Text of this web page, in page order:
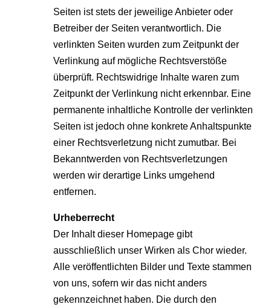
Seiten ist stets der jeweilige Anbieter oder
Betreiber der Seiten verantwortlich. Die
verlinkten Seiten wurden zum Zeitpunkt der
Verlinkung auf mögliche Rechtsverstöße
überprüft. Rechtswidrige Inhalte waren zum
Zeitpunkt der Verlinkung nicht erkennbar. Eine
permanente inhaltliche Kontrolle der verlinkten
Seiten ist jedoch ohne konkrete Anhaltspunkte
einer Rechtsverletzung nicht zumutbar. Bei
Bekanntwerden von Rechtsverletzungen
werden wir derartige Links umgehend
entfernen.
Urheberrecht
Der Inhalt dieser Homepage gibt
ausschließlich unser Wirken als Chor wieder.
Alle veröffentlichten Bilder und Texte stammen
von uns, sofern wir das nicht anders
gekennzeichnet haben. Die durch den